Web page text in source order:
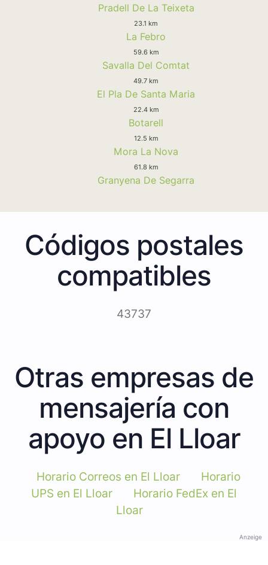
Pradell De La Teixeta
23.1 km
La Febro
59.6 km
Savalla Del Comtat
49.7 km
El Pla De Santa Maria
22.4 km
Botarell
12.5 km
Mora La Nova
61.8 km
Granyena De Segarra
Códigos postales
compatibles
43737
Otras empresas de
mensajería con
apoyo en El Lloar
Horario Correos en El Lloar
Horario
UPS en El Lloar
Horario FedEx en El
Lloar
Anzeige